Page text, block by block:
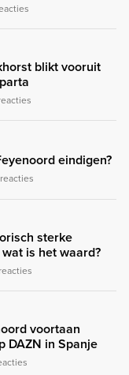
blikt vooruit
eindigen?
sterke
is het waard?
voortaan
DAZN in Spanje